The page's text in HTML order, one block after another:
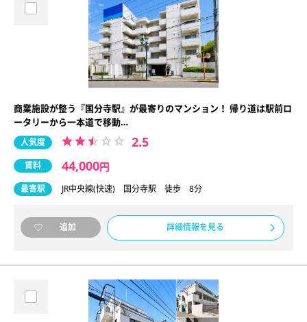
商業施設が整う『国分寺駅』が最寄りのマンション！ 帰り道は駅前ロ
ータリーから一本道で移動…
人気度 2.5
賃料 44,000円
最寄駅 JR中央線(快速) 国分寺駅 徒歩 8分
追加 詳細情報を見る